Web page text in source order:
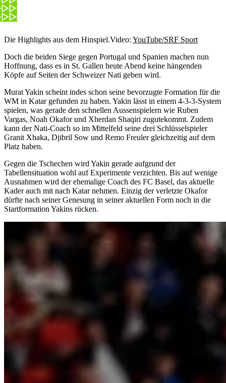
Die Highlights aus dem Hinspiel.Video: YouTube/SRF Sport
Doch die beiden Siege gegen Portugal und Spanien machen nun
Hoffnung, dass es in St. Gallen heute Abend keine hängenden
Köpfe auf Seiten der Schweizer Nati geben wird.
Murat Yakin scheint indes schon seine bevorzugte Formation für die
WM in Katar gefunden zu haben. Yakin lässt in einem 4-3-3-System
spielen, was gerade den schnellen Aussenspielern wie Ruben
Vargas, Noah Okafor und Xherdan Shaqiri zugutekommt. Zudem
kann der Nati-Coach so im Mittelfeld seine drei Schlüsselspieler
Granit Xhaka, Djibril Sow und Remo Freuler gleichzeitig auf dem
Platz haben.
Gegen die Tschechen wird Yakin gerade aufgrund der
Tabellensituation wohl auf Experimente verzichten. Bis auf wenige
Ausnahmen wird der ehemalige Coach des FC Basel, das aktuelle
Kader auch mit nach Katar nehmen. Einzig der verletzte Okafor
dürfte nach seiner Genesung in seiner aktuellen Form noch in die
Startformation Yakins rücken.